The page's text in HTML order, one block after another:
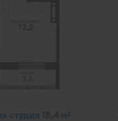
студия 18,4 м2